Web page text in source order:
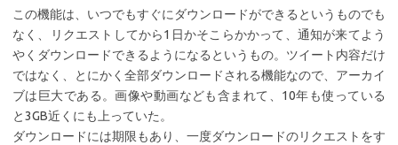
この機能は、いつでもすぐにダウンロードができるというものでも
なく、リクエストしてから1日かそこらかかって、通知が来てよう
やくダウンロードできるようになるというもの。ツイート内容だけ
ではなく、とにかく全部ダウンロードされる機能なので、アーカイ
ブは巨大である。画像や動画なども含まれて、10年も使っている
と3GB近くにも上っていた。
ダウンロードには期限もあり、一度ダウンロードのリクエストをす